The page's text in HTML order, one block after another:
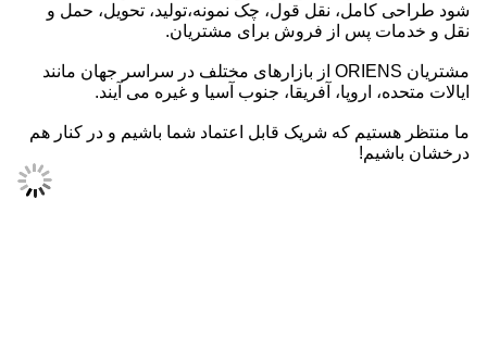
شود طراحی کامل، نقل قول، چک نمونه،تولید، تحویل، حمل و
نقل و خدمات پس از فروش برای مشتریان.
مشتریان ORIENS از بازارهای مختلف در سراسر جهان مانند
ایالات متحده، اروپا، آفریقا، جنوب آسیا و غیره می آیند.
ما منتظر هستیم که شریک قابل اعتماد شما باشیم و در کنار هم
درخشان باشیم!